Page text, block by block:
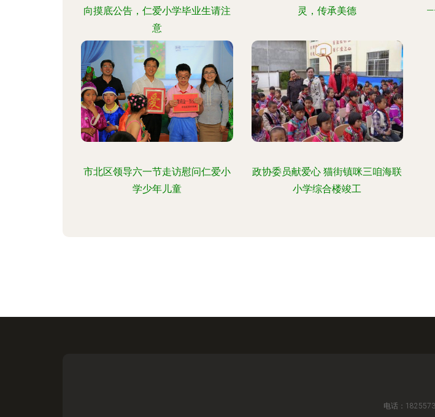
向摸底公告，仁爱小学毕业生请注
意
灵，传承美德
市北区领导六一节走访慰问仁爱小
学少年儿童
政协委员献爱心 猫街镇咪三咱海联
小学综合楼竣工
电话：